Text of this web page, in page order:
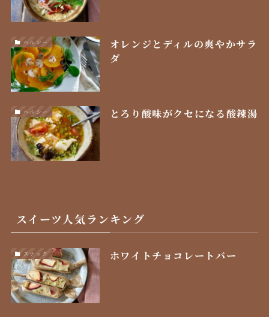
ヘルシー
オレンジとディルの爽やかサラ
ダ
ヘルシー とろり酸味がクセになる酸辣湯
スイーツ人気ランキング
スナック ホワイトチョコレートバー